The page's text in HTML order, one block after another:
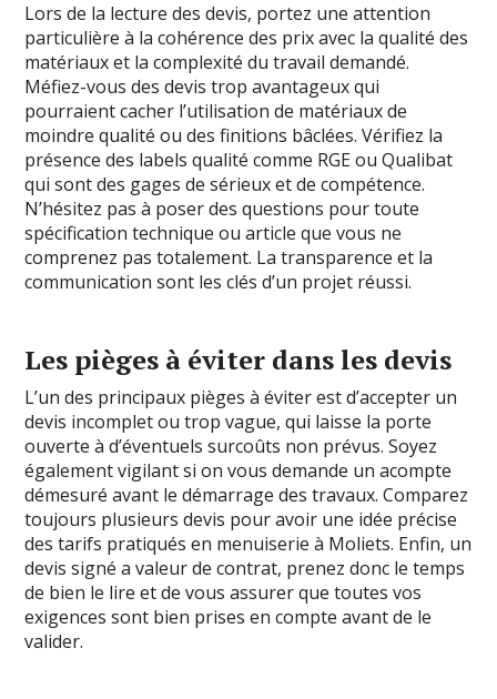
Lors de la lecture des devis, portez une attention
particulière à la cohérence des prix avec la qualité des
matériaux et la complexité du travail demandé.
Méfiez-vous des devis trop avantageux qui
pourraient cacher l’utilisation de matériaux de
moindre qualité ou des finitions bâclées. Vérifiez la
présence des labels qualité comme RGE ou Qualibat
qui sont des gages de sérieux et de compétence.
N’hésitez pas à poser des questions pour toute
spécification technique ou article que vous ne
comprenez pas totalement. La transparence et la
communication sont les clés d’un projet réussi.
Les pièges à éviter dans les devis
L’un des principaux pièges à éviter est d’accepter un
devis incomplet ou trop vague, qui laisse la porte
ouverte à d’éventuels surcoûts non prévus. Soyez
également vigilant si on vous demande un acompte
démesuré avant le démarrage des travaux. Comparez
toujours plusieurs devis pour avoir une idée précise
des tarifs pratiqués en menuiserie à Moliets. Enfin, un
devis signé a valeur de contrat, prenez donc le temps
de bien le lire et de vous assurer que toutes vos
exigences sont bien prises en compte avant de le
valider.